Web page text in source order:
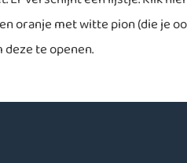
oranje met witte pion (die je
te openen.